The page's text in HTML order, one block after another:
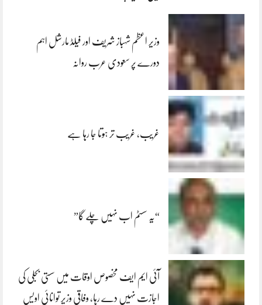
وزیر اعظم شہباز شریف اور فیلڈ مارشل اہم
دورے پر سعودی عرب روانہ
غریب، غریب تر ہوتا جا رہا ہے
“یہ سسٹم اب نہیں چلے گا”
آئی ایم ایف مخصوص اوقات میں سستی بجلی کی
اجازت نہیں دے رہا، وفاقی وزیر توانائی اویس